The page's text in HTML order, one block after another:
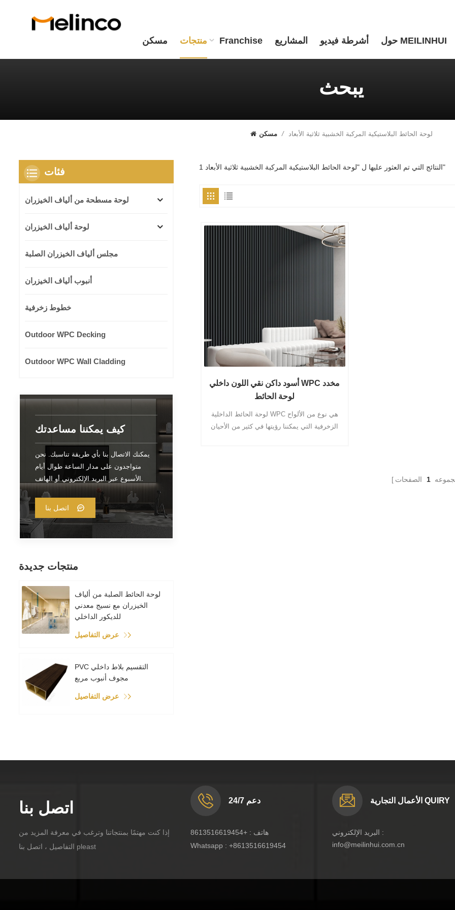
مسكن منتجات Franchise المشاريع أشرطة فيديو حول MEILINHUI
يبحث
مسكن / لوحة الحائط البلاستيكية المركبة الخشبية ثلاثية الأبعاد
1 النتائج التي تم العثور عليها ل "لوحة الحائط البلاستيكية المركبة الخشبية ثلاثية الأبعاد"
أسود داكن نقي اللون داخلي WPC مخدد
لوحة الحائط
لوحة الحائط الداخلية WPC هي نوع من الألواح
الزخرفية التي يمكننا رؤيتها في كثير من الأحيان
1 الصفحات
فئات
لوحة مسطحة من ألياف الخيزران
لوحة ألياف الخيزران
مجلس ألياف الخيزران الصلبة
أنبوب ألياف الخيزران
خطوط زخرفية
Outdoor WPC Decking
Outdoor WPC Wall Cladding
كيف يمكننا مساعدتك
يمكنك الاتصال بنا بأي طريقة تناسبك. نحن
متواجدون على مدار الساعة طوال أيام
الأسبوع عبر البريد الإلكتروني أو الهاتف.
منتجات جديدة
لوحة الحائط الصلبة من ألياف
الخيزران مع نسيج معدني
للديكور الداخلي
عرض التفاصيل
PVC التقسيم بلاط داخلي
مجوف أنبوب مربع
عرض التفاصيل
اتصل بنا
إذا كنت مهتمًا بمنتجاتنا وترغب في معرفة المزيد من
التفاصيل ، اتصل بنا pleast
دعم 24/7
هاتف :+8613516619454
Whatsapp : +8613516619454
الأعمال التجارية QUIRY
البريد الإلكتروني :
info@meilinhui.com.cn